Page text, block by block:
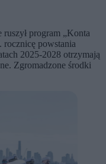
program „Konta
rocznicę powstania
2025-2028 otrzymają
Zgromadzone środki